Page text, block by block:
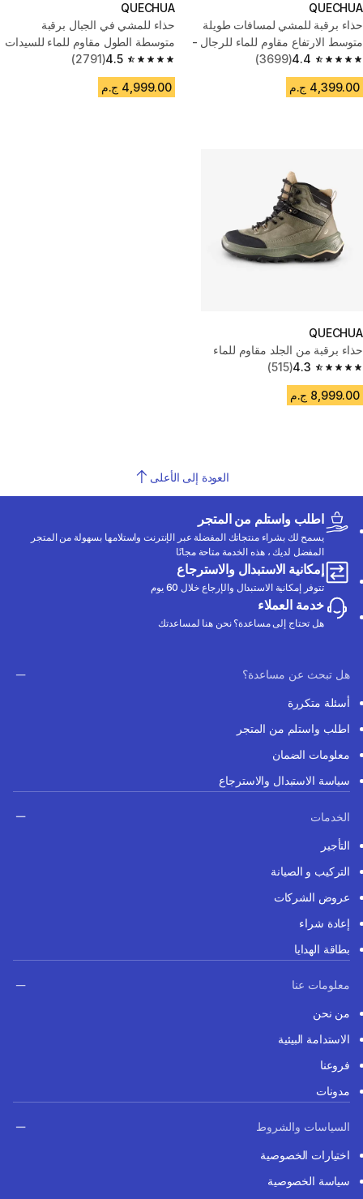
QUECHUA
حذاء برقبة للمشي لمسافات طويلة
متوسط الارتفاع مقاوم للماء للرجال -
أزرق
4.4
4.4 out of 5 stars from 3699 reviews
(3699)
4,399.00 ج.م
QUECHUA
حذاء للمشي في الجبال برقبة
متوسطة الطول مقاوم للماء للسيدات
- MH100 تركواز
4.5
4.5 out of 5 stars from 2791 reviews
(2791)
4,999.00 ج.م
QUECHUA
حذاء برقبة من الجلد مقاوم للماء
4.3
4.3 out of 5 stars from 515 reviews
(515)
8,999.00 ج.م
العودة إلى الأعلى
اطلب واستلم من المتجر
يسمح لك بشراء منتجاتك المفضلة عبر الإنترنت واستلامها بسهولة من المتجر
المفضل لديك ، هذه الخدمة متاحة مجانًا
إمكانية الاستبدال والاسترجاع
تتوفر إمكانية الاستبدال والإرجاع خلال 60 يوم
خدمة العملاء
هل تحتاج إلى مساعدة؟ نحن هنا لمساعدتك
هل تبحث عن مساعدة؟
أسئلة متكررة
اطلب واستلم من المتجر
معلومات الضمان
سياسة الاستبدال والاسترجاع
الخدمات
التأجير
التركيب و الصيانة
عروض الشركات
إعادة شراء
بطاقة الهدايا
معلومات عنا
من نحن
الاستدامة البيئية
فروعنا
مدونات
السياسات والشروط
اختيارات الخصوصية
سياسة الخصوصية